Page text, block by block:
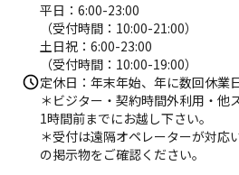
平日：6:00-23:00
（受付時間：10:00-21:00）
土日祝：6:00-23:00
（受付時間：10:00-19:00）
定休日：年末年始、年に数回休業
＊ビジター・契約時間外利用・他
1時間前までにお越し下さい。
＊受付は遠隔オペレーターが対応
の掲示物をご確認ください。